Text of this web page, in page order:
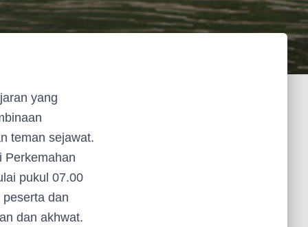
yang
teman sejawat.
Perkemahan
pukul 07.00
dan
dan akhwat.